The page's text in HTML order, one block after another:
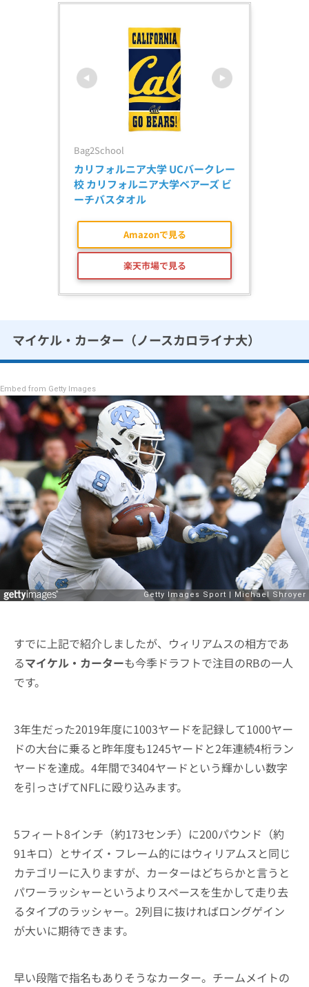
Bag2School
カリフォルニア大学 UCバークレー
校 カリフォルニア大学ベアーズ ビ
ーチバスタオル
Amazonで見る
楽天市場で見る
マイケル・カーター（ノースカロライナ大）
Embed from Getty Images
すでに上記で紹介しましたが、ウィリアムスの相方であ
るマイケル・カーターも今季ドラフトで注目のRBの一人
です。
3年生だった2019年度に1003ヤードを記録して1000ヤー
ドの大台に乗ると昨年度も1245ヤードと2年連続4桁ラン
ヤードを達成。4年間で3404ヤードという輝かしい数字
を引っさげてNFLに殴り込みます。
5フィート8インチ（約173センチ）に200パウンド（約
91キロ）とサイズ・フレーム的にはウィリアムスと同じ
カテゴリーに入りますが、カーターはどちらかと言うと
パワーラッシャーというよりスペースを生かして走り去
るタイプのラッシャー。2列目に抜ければロングゲイン
が大いに期待できます。
早い段階で指名もありそうなカーター。チームメイトの